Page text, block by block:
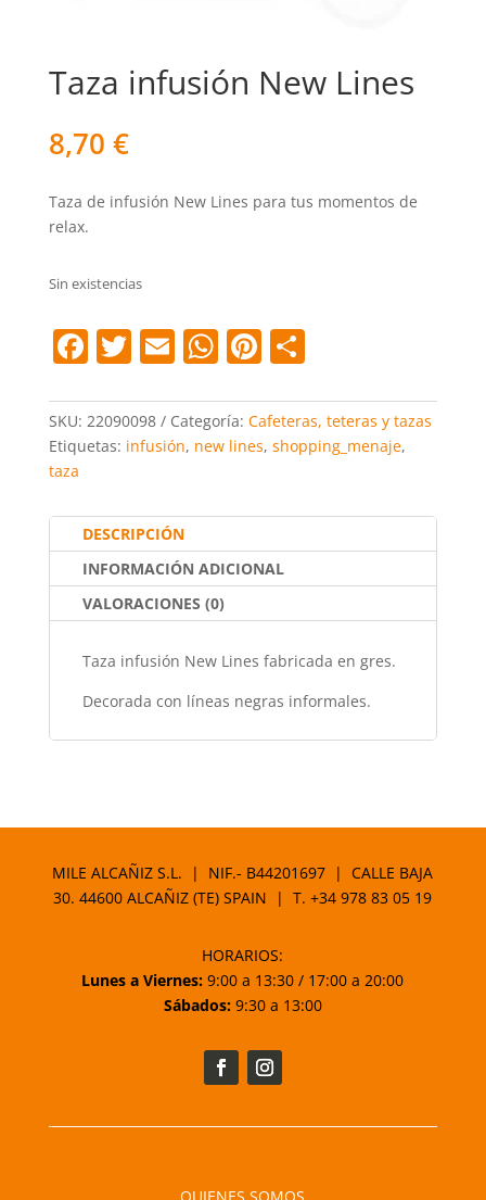
Taza infusión New Lines
8,70 €
Taza de infusión New Lines para tus momentos de
relax.
Sin existencias
F
c
e
o
o
k
T
itt
er
E
ai
l
W
at
s
p
p
Pi
er
e
C
m
p
tir
SKU: 22090098 Categoría: Cafeteras, teteras y tazas
Etiquetas: infusión, new lines, shopping_menaje,
taza
DESCRIPCIÓN
INFORMACIÓN ADICIONAL
VALORACIONES (0)
Taza infusión New Lines fabricada en gres.
Decorada con líneas negras informales.
MILE ALCAÑIZ S.L. | NIF.- B44201697 | CALLE BAJA
30. 44600 ALCAÑIZ (TE) SPAIN | T.+34 978 83 05 19
HORARIOS:
Lunes a Viernes: 9:00 a 13:30 / 17:00 a 20:00
Sábados:9:30 a 13:00
QUIENES SOMOS